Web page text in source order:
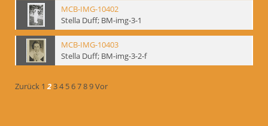
MCB-IMG-10402
Stella Duff; BM-img-3-1
MCB-IMG-10403
Stella Duff; BM-img-3-2-f
Zurück 1 234 56789Vor